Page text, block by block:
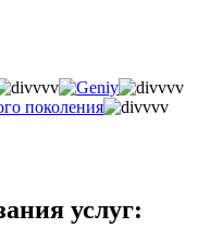
услуг: